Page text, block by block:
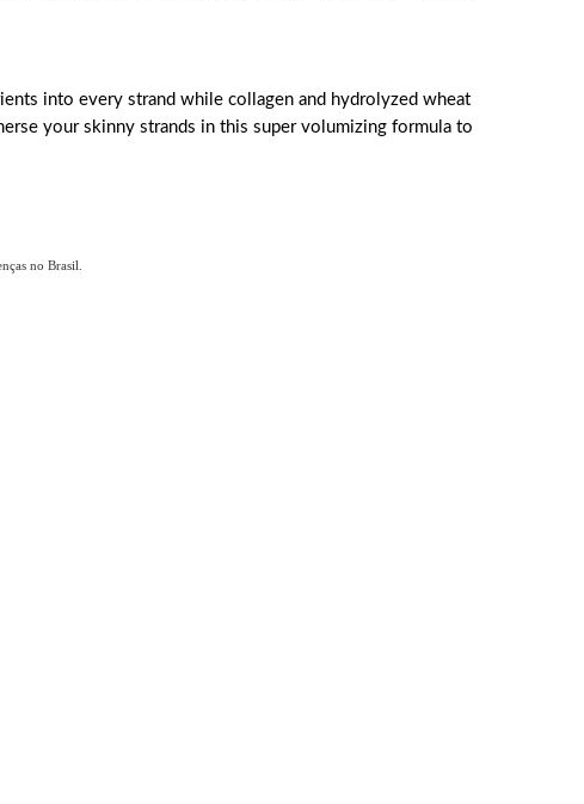
into every strand while collagen and hydrolyzed wheat
your skinny strands in this super volumizing formula to
no Brasil.